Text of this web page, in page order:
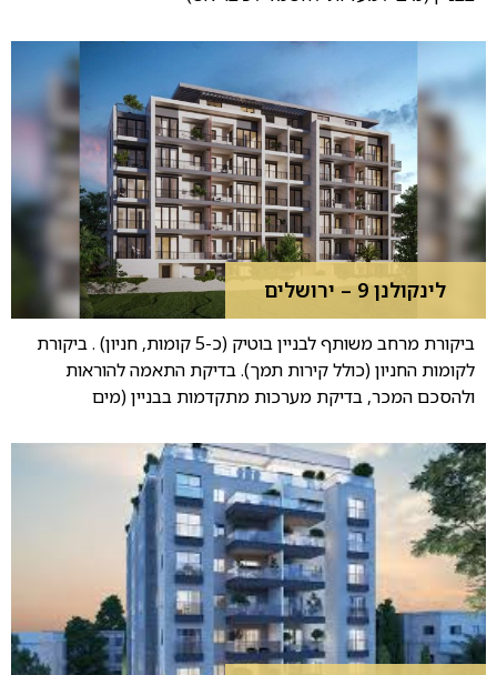
לינקולנן 9 – ירושלים
ביקורת מרחב משותף לבניין בוטיק (כ-5 קומות, חניון) . ביקורת
לקומות החניון (כולל קירות תמך). בדיקת התאמה להוראות
ולהסכם המכר, בדיקת מערכות מתקדמות בבניין (מים